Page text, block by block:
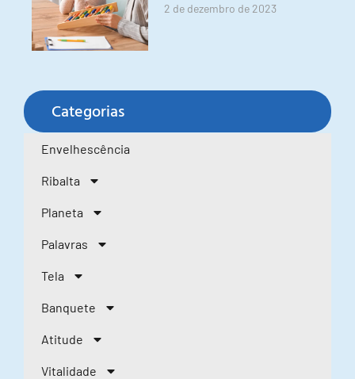
2 de dezembro de 2023
Categorias
Envelhescência
Ribalta
Planeta
Palavras
Tela
Banquete
Atitude
Vitalidade